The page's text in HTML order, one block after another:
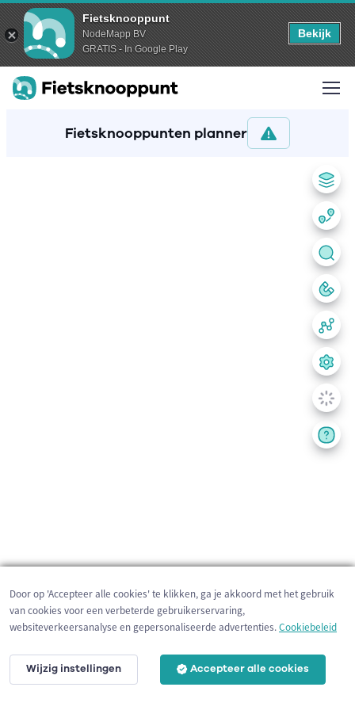
Fietsknooppunt
NodeMapp BV
GRATIS - In Google Play
Bekijk
Fietsknooppunten planner
10 km
Door op 'Accepteer alle cookies' te klikken, ga je akkoord met het gebruik
van cookies voor een verbeterde gebruikerservaring,
websiteverkeersanalyse en gepersonaliseerde advertenties.Cookiebeleid
Wijzig instellingen Accepteer alle cookies